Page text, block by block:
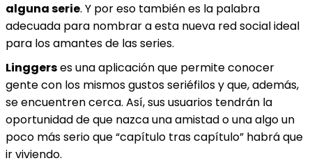
alguna serie. Y por eso también es la palabra
adecuada para nombrar a esta nueva red social ideal
para los amantes de las series.
Linggerses una aplicación que permite conocer
gente con los mismos gustos seriéfilos y que, además,
se encuentren cerca. Así, sus usuarios tendrán la
oportunidad de que nazca una amistad o una algo un
poco más serio que “capítulo tras capítulo” habrá que
ir viviendo.